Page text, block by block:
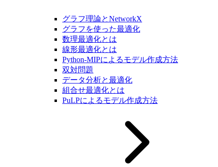
グラフ理論とNetworkX
グラフを使った最適化
数理最適化とは
線形最適化とは
Python-MIPによるモデル作成方法
双対問題
データ分析と最適化
組合せ最適化とは
PuLPによるモデル作成方法